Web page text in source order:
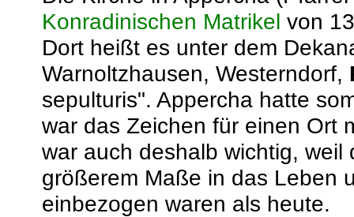
Konradinischen Matrikel von
Dort heißt es unter dem
Warnoltzhausen, Westerndorf,
sepulturis". Appercha hatte
war das Zeichen für einen Ort
war auch deshalb wichtig,
größerem Maße in das Leben
einbezogen waren als heute.